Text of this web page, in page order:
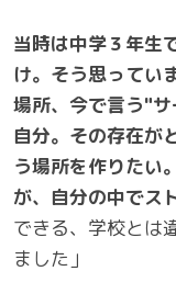
当時は中学３年生
け。そう思ってい
場所、今で言う"
自分。その存在が
う場所を作りたい
が、自分の中でス
できる、学校とは
ました」